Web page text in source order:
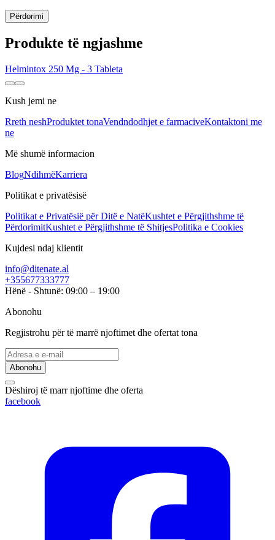
Përdorimi
Produkte të ngjashme
Helmintox 250 Mg - 3 Tableta
Kush jemi ne
Rreth neshProduktet tonaVendndodhjet e farmaciveKontaktoni me
ne
Më shumë informacion
BlogNdihmëKarriera
Politikat e privatësisë
Politikat e Privatësië për Ditë e NatëKushtet e Përgjithshme të
PërdorimitKushtet e Përgjithshme të ShitjesPolitika e Cookies
Kujdesi ndaj klientit
info@ditenate.al
+355677333777
Hënë - Shtunë: 09:00 – 19:00
Abonohu
Regjistrohu për të marrë njoftimet dhe ofertat tona
Abonohu
Dëshiroj të marr njoftime dhe oferta
facebook